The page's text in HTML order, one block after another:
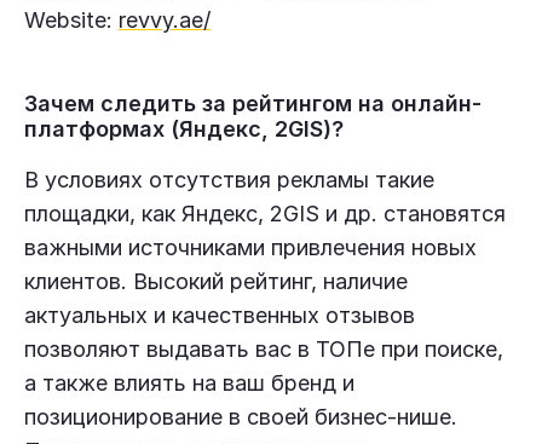
Website: revvy.ae/
Зачем следить за рейтингом на онлайн-
платформах (Яндекс, 2GIS)?
В условиях отсутствия рекламы такие
площадки, как Яндекс, 2GIS и др. становятся
важными источниками привлечения новых
клиентов. Высокий рейтинг, наличие
актуальных и качественных отзывов
позволяют выдавать вас в ТОПе при поиске,
а также влиять на ваш бренд и
позиционирование в своей бизнес-нише.